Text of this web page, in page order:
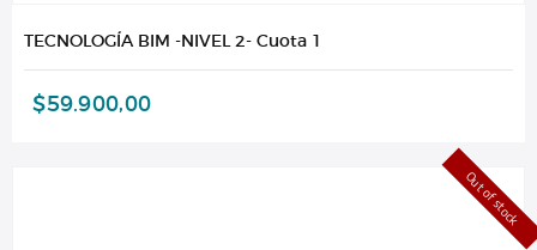
TECNOLOGÍA BIM -NIVEL 2- Cuota 1
$59.900,00
Out of stock